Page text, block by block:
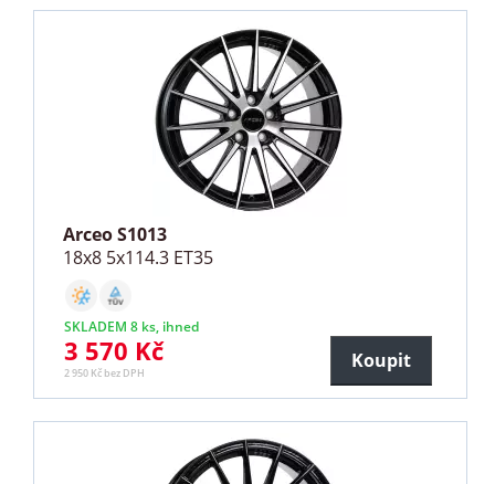
Arceo S1013
18x8 5x114.3 ET35
SKLADEM 8 ks, ihned
3 570 Kč
2 950 Kč bez DPH
Koupit